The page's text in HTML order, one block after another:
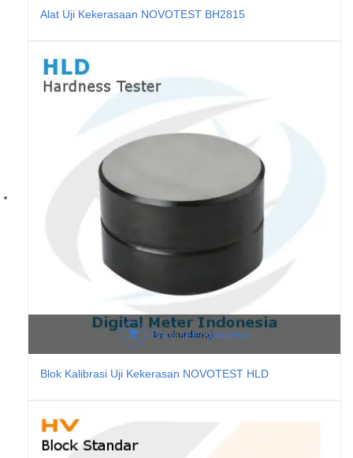
Alat Uji Kekerasaan NOVOTEST BH2815
Baca selengkapnya
Blok Kalibrasi Uji Kekerasan NOVOTEST HLD